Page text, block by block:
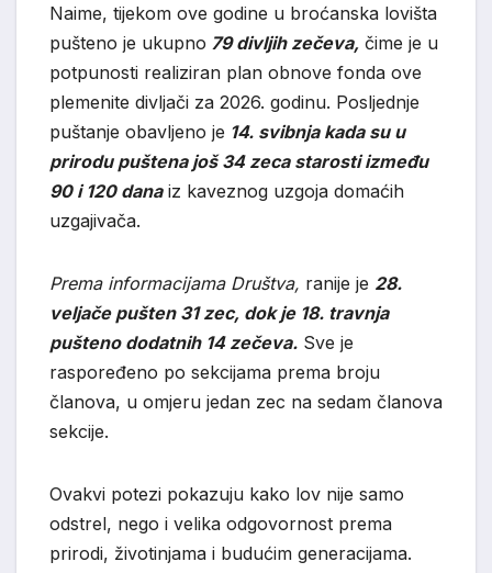
Naime, tijekom ove godine u broćanska lovišta
pušteno je ukupno 79 divljih zečeva, čime je u
potpunosti realiziran plan obnove fonda ove
plemenite divljači za 2026. godinu. Posljednje
puštanje obavljeno je 14. svibnja kada su u
prirodu puštena još 34 zeca starosti između
90 i 120 danaiz kaveznog uzgoja domaćih
uzgajivača.
Prema informacijama Društva, ranije je 28.
veljače pušten 31 zec, dok je 18. travnja
pušteno dodatnih 14 zečeva. Sve je
raspoređeno po sekcijama prema broju
članova, u omjeru jedan zec na sedam članova
sekcije.
Ovakvi potezi pokazuju kako lov nije samo
odstrel, nego i velika odgovornost prema
prirodi, životinjama i budućim generacijama.